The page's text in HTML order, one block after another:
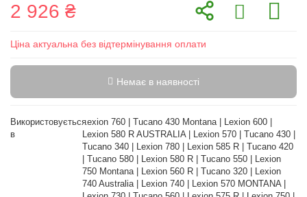
2 926 ₴
Ціна актуальна без відтермінування оплати
Немає в наявності
Використовується
в
Lexion 760 | Tucano 430 Montana | Lexion 600 |
Lexion 580 R AUSTRALIA | Lexion 570 | Tucano 430 |
Tucano 340 | Lexion 780 | Lexion 585 R | Tucano 420
| Tucano 580 | Lexion 580 R | Tucano 550 | Lexion
750 Montana | Lexion 560 R | Tucano 320 | Lexion
740 Australia | Lexion 740 | Lexion 570 MONTANA |